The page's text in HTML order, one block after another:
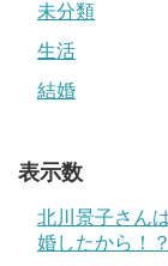
未分類
生活
結婚
表示数
北川景子さん
婚したから！？